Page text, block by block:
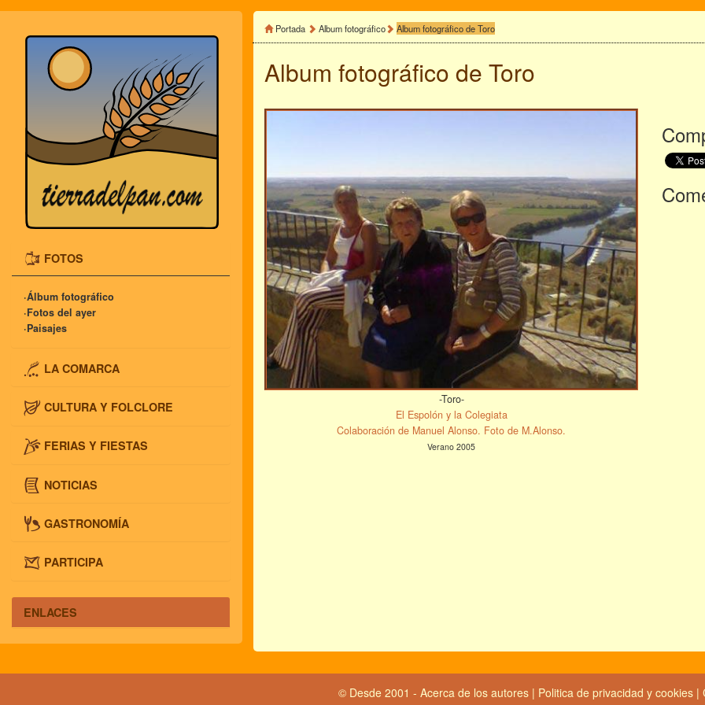
FOTOS
·Álbum fotográfico
·Fotos del ayer
·Paisajes
LA COMARCA
CULTURA Y FOLCLORE
FERIAS Y FIESTAS
NOTICIAS
GASTRONOMÍA
PARTICIPA
ENLACES
Portada Album fotográfico Album fotográfico de Toro
Album fotográfico de Toro
-Toro-
El Espolón y la Colegiata
Colaboración de Manuel Alonso. Foto de M.Alonso.
Verano 2005
© Desde 2001 - Acerca de los autores| Politica de privacidad y cookies |